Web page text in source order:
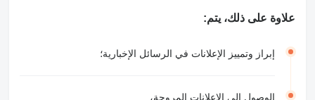
علاوة على ذلك، يتم:
إبراز وتمييز الإعلانات في الرسائل الإخبارية؛
الوصول إلى الإعلانات المروجة،